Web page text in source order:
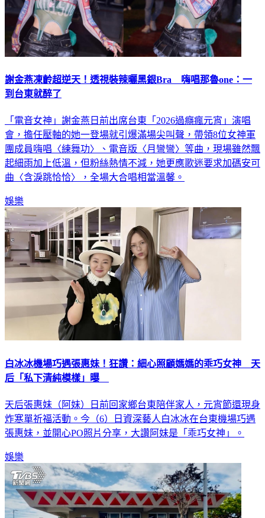
謝金燕凍齡超逆天！透視裝辣曬黑銀Bra 嗨唱那魯one：一
到台東就醉了
「電音女神」謝金燕日前出席台東「2026過癮瘋元宵」演唱
會，擔任壓軸的她一登場就引爆滿場尖叫聲，帶領8位女神軍
團成員嗨唱〈練舞功〉、電音版〈月彎彎〉等曲，現場雖然飄
起細雨加上低溫，但粉絲熱情不減，她更應歌迷要求加碼安可
曲〈含淚跳恰恰〉，全場大合唱相當溫馨。
娛樂
白冰冰機場巧遇張惠妹！狂讚：細心照顧媽媽的乖巧女神 天
后「私下清純模樣」曝
天后張惠妹（阿妹）日前回家鄉台東陪伴家人，元宵節還現身
炸寒單祈福活動。今（6）日資深藝人白冰冰在台東機場巧遇
張惠妹，並開心PO照片分享，大讚阿妹是「乖巧女神」。
娛樂